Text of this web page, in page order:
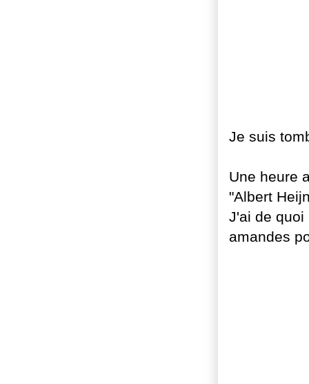
Je suis
Une heure
"Albert
J'ai de quoi
amandes